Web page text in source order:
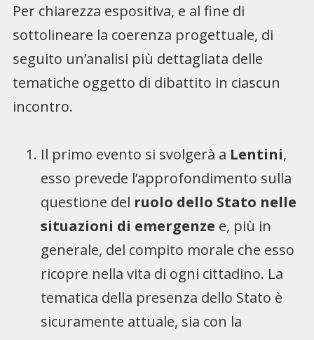
Per chiarezza espositiva, e al fine di
sottolineare la coerenza progettuale, di
seguito un’analisi più dettagliata delle
tematiche oggetto di dibattito in ciascun
incontro.
Il primo evento si svolgerà a Lentini,
esso prevede l’approfondimento sulla
questione del ruolo dello Stato nelle
situazioni di emergenze e, più in
generale, del compito morale che esso
ricopre nella vita di ogni cittadino. La
tematica della presenza dello Stato è
sicuramente attuale, sia con la